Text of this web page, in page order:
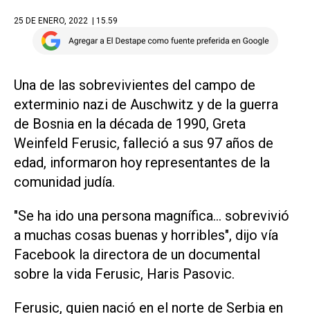
25 DE ENERO, 2022 | 15.59
Una de las sobrevivientes del campo de
exterminio nazi de Auschwitz y de la guerra
de Bosnia en la década de 1990, Greta
Weinfeld Ferusic, falleció a sus 97 años de
edad, informaron hoy representantes de la
comunidad judía.
"Se ha ido una persona magnífica... sobrevivió
a muchas cosas buenas y horribles", dijo vía
Facebook la directora de un documental
sobre la vida Ferusic, Haris Pasovic.
Ferusic, quien nació en el norte de Serbia en